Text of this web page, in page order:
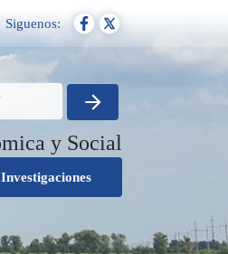
Siguenos:
y Social
Investigaciones